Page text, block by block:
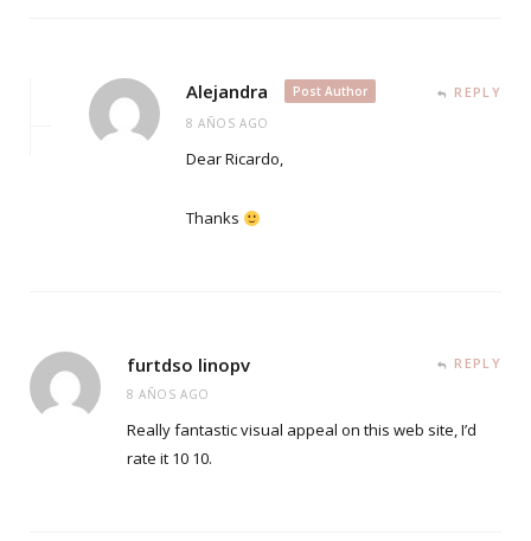
Alejandra
Post Author
8 AÑOS AGO
REPLY
Dear Ricardo,
Thanks
furtdso linopv
8 AÑOS AGO
REPLY
Really fantastic visual appeal on this web site, I’d
rate it 10 10.